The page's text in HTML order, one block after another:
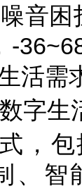
音
-
活需
字生
，
、智